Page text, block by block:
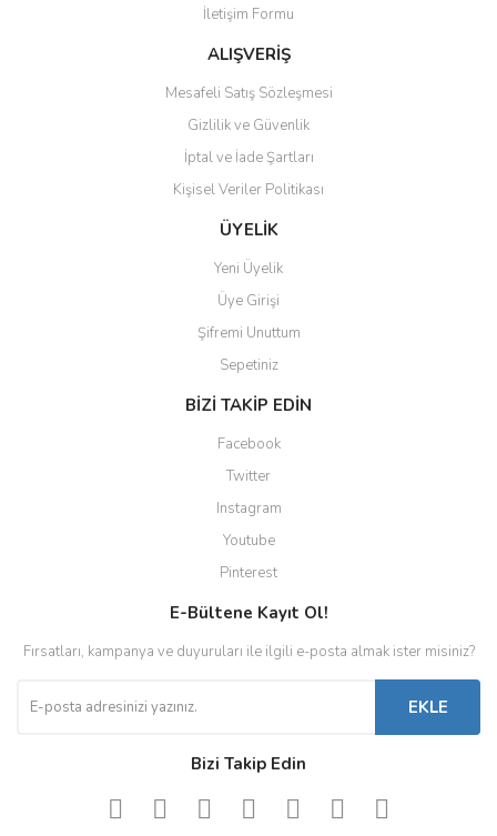
Ürün fiyatı diğer sitelerden daha pahalı.
Bu ürüne benzer farklı alternatifler olmalı.
Gönder
İletişim Formu
ALIŞVERİŞ
Mesafeli Satış Sözleşmesi
Gizlilik ve Güvenlik
İptal ve İade Şartları
Kişisel Veriler Politikası
ÜYELİK
Yeni Üyelik
Üye Girişi
Şifremi Unuttum
Sepetiniz
BİZİ TAKİP EDİN
Facebook
Twitter
Instagram
Youtube
Pinterest
E-Bültene Kayıt Ol!
Fırsatları, kampanya ve duyuruları ile ilgili e-posta almak ister misiniz?
EKLE
Bizi Takip Edin